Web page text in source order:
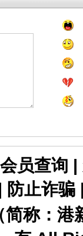
会员查询 |
防止诈骗
称：港